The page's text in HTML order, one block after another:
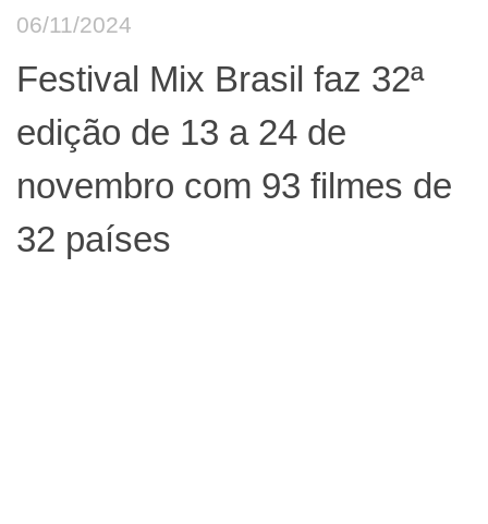
06/11/2024
Festival Mix Brasil faz 32ª
edição de 13 a 24 de
novembro com 93 filmes de
32 países